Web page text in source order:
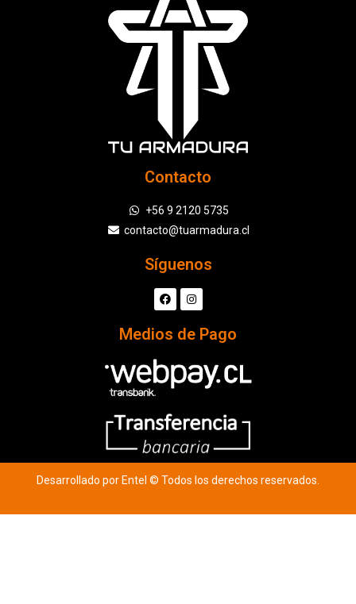
Contacto
+56 9 2120 5735
contacto@tuarmadura.cl
Síguenos
Medios de Pago
Desarrollado por Entel © Todos los derechos reservados.